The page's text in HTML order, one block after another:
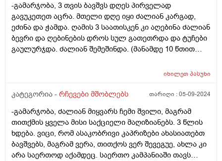
-გამარჯობა, 3 თვის ბავშვს დღეს პირველად
გავუკეთეთ აცრა. მთელი დღე იყი ძალიან კარგად,
ეძინა და ჭამდა. ღამის 3 საათისკენ კი აღებინა ძალიან
ბევრი და ღებინების დროს სულ გათეთრდა და ტუჩები
გაულურჯდა. ძალიან შემეშინდა. (მანამდე 10 წთით
სასწრაფოს და სიცხეს უწევდა მაგ დროს ავარაუდოდო
მაინტერესევს ეს გალურჯება და გათეთრება საშიშია?
იხილეთპასუხი
კატეგორია - რჩევები მშობლებს თარიღი :05-09-2024
-გამარჯობა, ძალიან მიყვარს ჩემი შვილი, მაგრამ
თითქმის ყველა მისი საქციელი მაღიზიანებს. 3 წლის
ხდება. ვიცი, რომ ასაკობრივი კაპრიზები ახასიათებთ
ბავშვებს, მაგრამ ვერა, თითქოს ვერ შევეგუე, ახლა კი
არა საერთოდ აქამდეც. საერთო კამპანიაში თავს